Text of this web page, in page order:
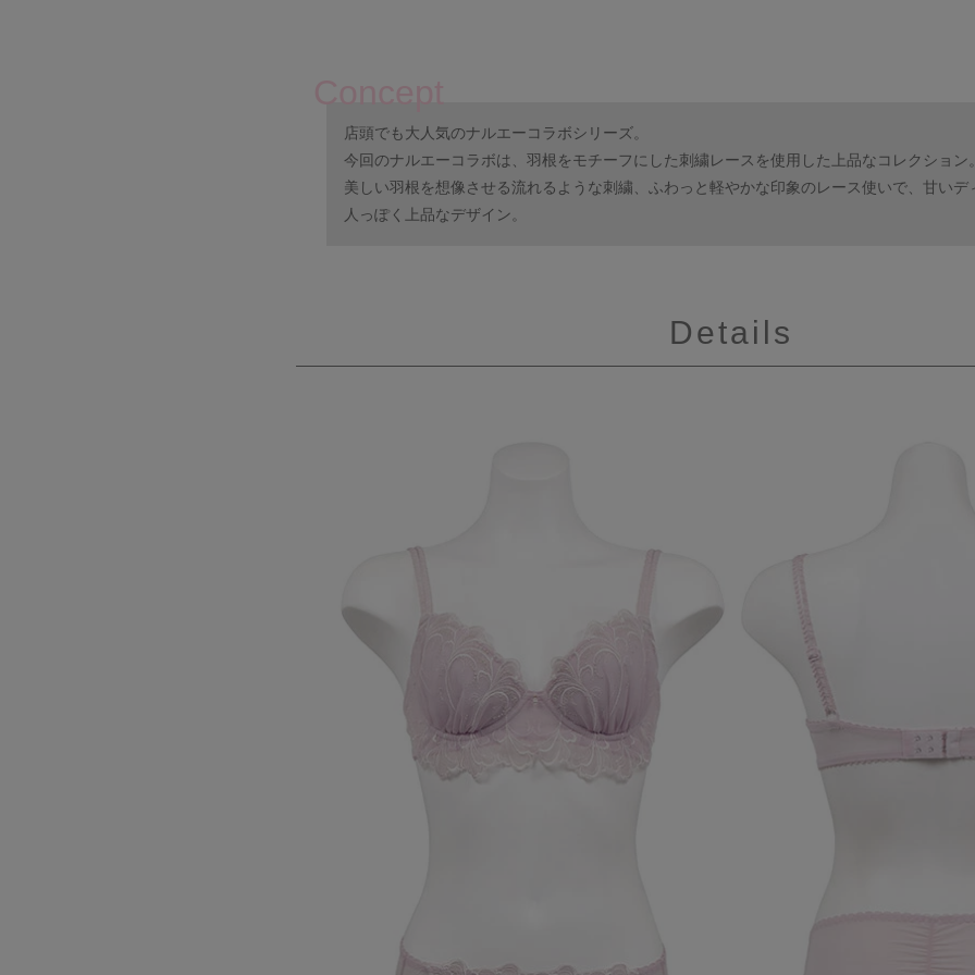
店頭でも大人気のナルエーコラボシリーズ。
今回のナルエーコラボは、羽根をモチーフにした刺繍レースを使用した上品なコレクション。
美しい羽根を想像させる流れるような刺繍、ふわっと軽やかな印象のレース使いで、甘いデ
人っぽく上品なデザイン。
Details